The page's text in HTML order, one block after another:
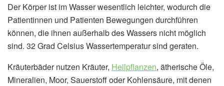
Der Körper ist im Wasser wesentlich leichter, wodurch die
Patientinnen und Patienten Bewegungen durchführen
können, die ihnen außerhalb des Wassers nicht möglich
sind. 32 Grad Celsius Wassertemperatur sind geraten.
Kräuterbäder nutzen Kräuter, Heilpflanzen, ätherische Öle,
Mineralien, Moor, Sauerstoff oder Kohlensäure, mit denen